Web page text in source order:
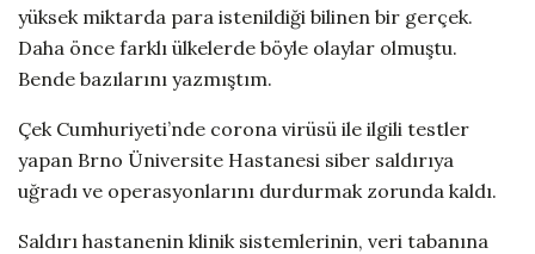
yüksek miktarda para istenildiği bilinen bir gerçek.
Daha önce farklı ülkelerde böyle olaylar olmuştu.
Bende bazılarını yazmıştım.
Çek Cumhuriyeti’nde corona virüsü ile ilgili testler
yapan Brno Üniversite Hastanesi siber saldırıya
uğradı ve operasyonlarını durdurmak zorunda kaldı.
Saldırı hastanenin klinik sistemlerinin, veri tabanına